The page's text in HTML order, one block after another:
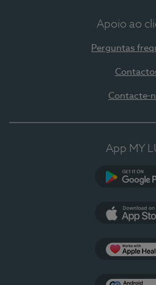
Apoio ao
Perguntas
Contacte-
App MY